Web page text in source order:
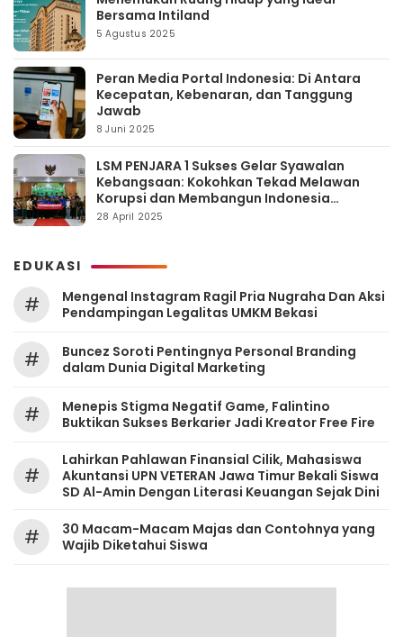
Bersama Intiland
5 Agustus 2025
Peran Media Portal Indonesia: Di Antara
Kecepatan, Kebenaran, dan Tanggung
Jawab
8 Juni 2025
LSM PENJARA 1 Sukses Gelar Syawalan
Kebangsaan: Kokohkan Tekad Melawan
Korupsi dan Membangun Indonesia
Berintegritas
28 April 2025
EDUKASI
#
Mengenal Instagram Ragil Pria Nugraha Dan Aksi
Pendampingan Legalitas UMKM Bekasi
#
‎Buncez Soroti Pentingnya Personal Branding
dalam Dunia Digital Marketing
#
Menepis Stigma Negatif Game, Falintino
Buktikan Sukses Berkarier Jadi Kreator Free Fire
#
Lahirkan Pahlawan Finansial Cilik, Mahasiswa
Akuntansi UPN VETERAN Jawa Timur Bekali Siswa
SD Al-Amin Dengan Literasi Keuangan Sejak Dini
#
30 Macam-Macam Majas dan Contohnya yang
Wajib Diketahui Siswa